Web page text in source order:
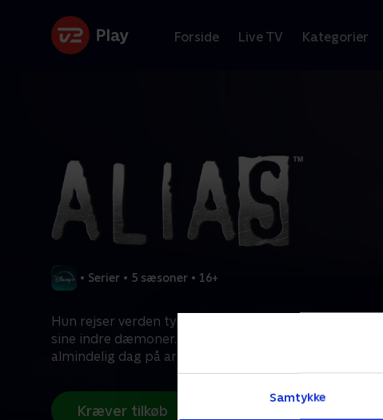
Samtykke
Forside Live TV Kategorier
• Serier • 5 sæsoner • 16+
Hun rejser verden tynd, kæmper mod de onde og
sine indre dæmoner. For den unge spion Sydney
almindelig dag på arbejdet ikke helt almindelig.
Kræver tilkøb